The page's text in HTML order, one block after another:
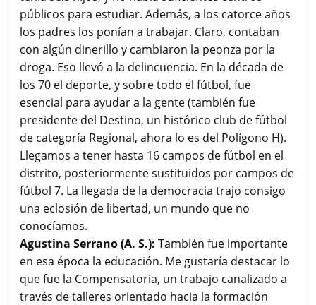
públicos para estudiar. Además, a los catorce años
los padres los ponían a trabajar. Claro, contaban
con algún dinerillo y cambiaron la peonza por la
droga. Eso llevó a la delincuencia. En la década de
los 70 el deporte, y sobre todo el fútbol, fue
esencial para ayudar a la gente (también fue
presidente del Destino, un histórico club de fútbol
de categoría Regional, ahora lo es del Polígono H).
Llegamos a tener hasta 16 campos de fútbol en el
distrito, posteriormente sustituidos por campos de
fútbol 7. La llegada de la democracia trajo consigo
una eclosión de libertad, un mundo que no
conocíamos.
Agustina Serrano (A. S.): También fue importante
en esa época la educación. Me gustaría destacar lo
que fue la Compensatoria, un trabajo canalizado a
través de talleres orientado hacia la formación